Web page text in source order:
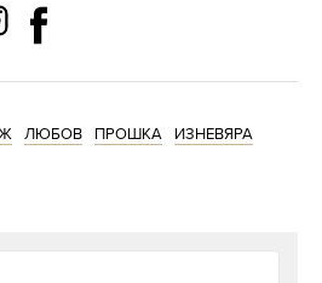
ЛЮБОВ ПРОШКА
ИЗНЕВЯРА